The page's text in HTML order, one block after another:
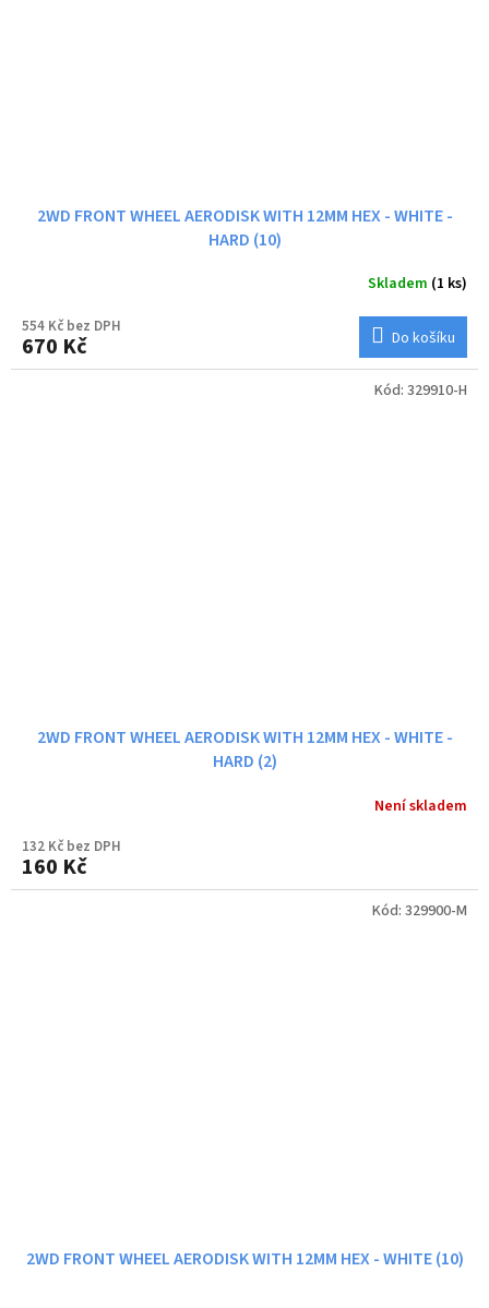
2WD FRONT WHEEL AERODISK WITH 12MM HEX - WHITE -
HARD (10)
Skladem (1 ks)
554 Kč bez DPH
670 Kč Do košíku
2WD FRONT WHEEL AERODISK WITH 12MM HEX - WHITE -
HARD (2)
Není skladem
132 Kč bez DPH
160 Kč
Kód: 329910-H
2WD FRONT WHEEL AERODISK WITH 12MM HEX - WHITE (10)
Kód: 329900-M